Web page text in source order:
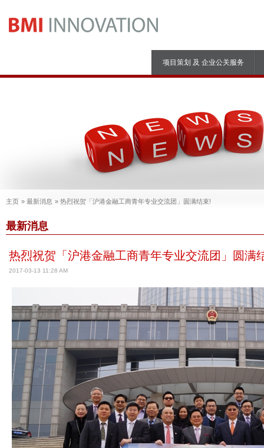
项目策划 及 企业公关服务
主页 最新消息 热烈祝贺「沪港金融工商青年专业交流团」圆满结束!
最新消息
热烈祝贺「沪港金融工商青年专业交流团」圆满
2017-03-13 11:28 AM